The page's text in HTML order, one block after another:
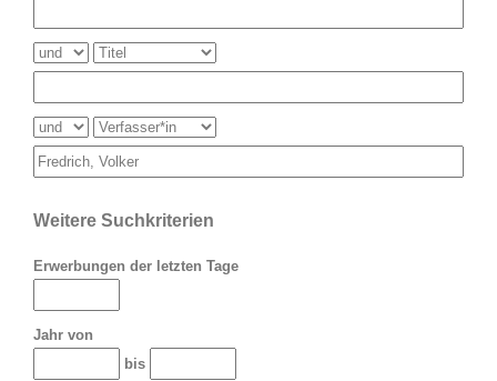
Weitere Suchkriterien
Erwerbungen der letzten Tage
Jahr von
bis